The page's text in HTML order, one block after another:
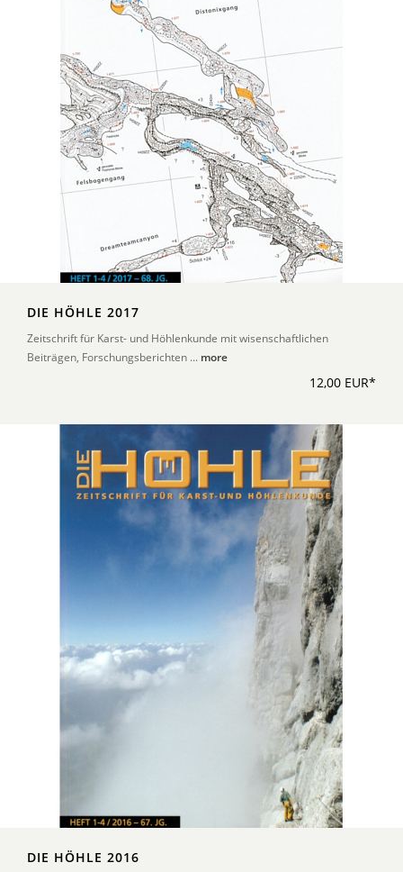
DIE HÖHLE 2017
Zeitschrift für Karst- und Höhlenkunde mit wisenschaftlichen
Beiträgen, Forschungsberichten ... more
12,00 EUR*
DIE HÖHLE 2016